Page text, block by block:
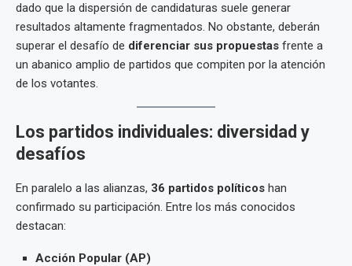
dado que la dispersión de candidaturas suele generar
resultados altamente fragmentados. No obstante, deberán
superar el desafío de diferenciar sus propuestas frente a
un abanico amplio de partidos que compiten por la atención
de los votantes.
Los partidos individuales: diversidad y
desafíos
En paralelo a las alianzas, 36 partidos políticos han
confirmado su participación. Entre los más conocidos
destacan:
Acción Popular (AP)